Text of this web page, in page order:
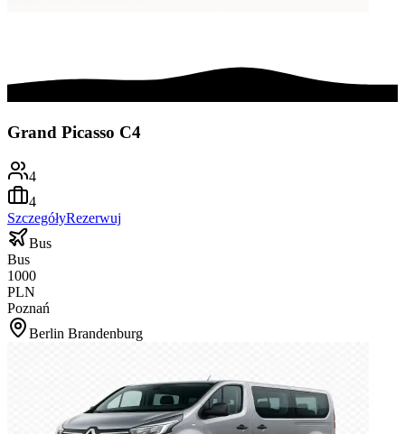
Grand Picasso C4
4
4
SzczegółyRezerwuj
Bus
Bus
1000
PLN
Poznań
Berlin Brandenburg